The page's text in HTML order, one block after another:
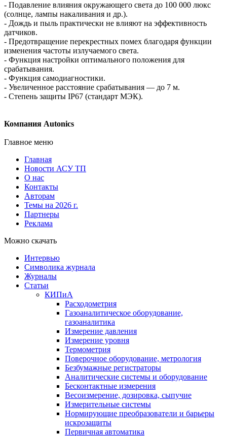
- Подавление влияния окружающего света до 100 000 люкс
(солнце, лампы накаливания и др.).
- Дождь и пыль практически не влияют на эффективность
датчиков.
- Предотвращение перекрестных помех благодаря функции
изменения частоты излучаемого света.
- Функция настройки оптимального положения для
срабатывания.
- Функция самодиагностики.
- Увеличенное расстояние срабатывания — до 7 м.
- Степень защиты IP67 (стандарт МЭК).
Компания Autonics
Главное меню
Главная
Новости АСУ ТП
О нас
Контакты
Авторам
Темы на 2026 г.
Партнеры
Реклама
Можно скачать
Интервью
Символика журнала
Журналы
Статьи
КИПиА
Расходометрия
Газоаналитическое оборудование,
газоаналитика
Измерение давления
Измерение уровня
Термометрия
Поверочное оборудование, метрология
Безбумажные регистраторы
Аналитические системы и оборудование
Бесконтактные измерения
Весоизмерение, дозировка, сыпучие
Измерительные системы
Нормирующие преобразователи и барьеры
искрозащиты
Первичная автоматика